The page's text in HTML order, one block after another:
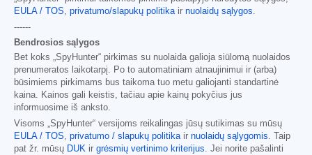
EULA / TOS, privatumo/slapukų politikair nuolaidų sąlygos.
------
Bendrosios sąlygos
Bet koks „SpyHunter“ pirkimas su nuolaida galioja siūlomą nuolaidos
prenumeratos laikotarpį. Po to automatiniam atnaujinimui ir (arba)
būsimiems pirkimams bus taikoma tuo metu galiojanti standartinė
kaina. Kainos gali keistis, tačiau apie kainų pokyčius jus
informuosime iš anksto.
Visoms „SpyHunter“ versijoms reikalingas jūsų sutikimas su mūsų
EULA / TOS, privatumo / slapukų politikair nuolaidų sąlygomis. Taip
pat žr. mūsų DUK ir grėsmių vertinimo kriterijus. Jei norite pašalinti